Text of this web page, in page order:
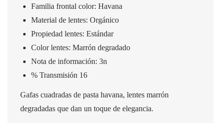
Familia frontal color: Havana
Material de lentes: Orgánico
Propiedad lentes: Estándar
Color lentes: Marrón degradado
Nota de información: 3n
% Transmisión 16
Gafas cuadradas de pasta havana, lentes marrón
degradadas que dan un toque de elegancia.